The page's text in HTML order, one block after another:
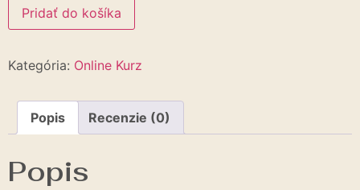
Pridať do košíka
Kategória: Online Kurz
Popis Recenzie (0)
Popis